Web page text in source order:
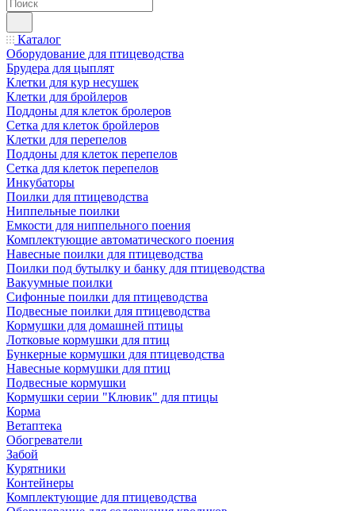
Каталог
Оборудование для птицеводства
Брудера для цыплят
Клетки для кур несушек
Клетки для бройлеров
Поддоны для клеток бролеров
Сетка для клеток бройлеров
Клетки для перепелов
Поддоны для клеток перепелов
Сетка для клеток перепелов
Инкубаторы
Поилки для птицеводства
Ниппельные поилки
Емкости для ниппельного поения
Комплектующие автоматического поения
Навесные поилки для птицеводства
Поилки под бутылку и банку для птицеводства
Вакуумные поилки
Сифонные поилки для птицеводства
Подвесные поилки для птицеводства
Кормушки для домашней птицы
Лотковые кормушки для птиц
Бункерные кормушки для птицеводства
Навесные кормушки для птиц
Подвесные кормушки
Кормушки серии "Клювик" для птицы
Корма
Ветаптека
Обогреватели
Забой
Курятники
Контейнеры
Комплектующие для птицеводства